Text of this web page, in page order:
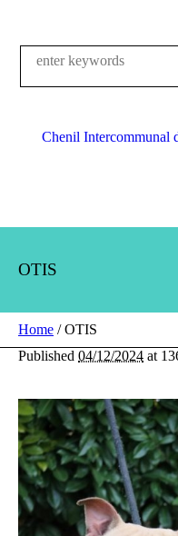
Chenil Intercommunal
OTIS
Home /OTIS
Published 04/12/2024 at